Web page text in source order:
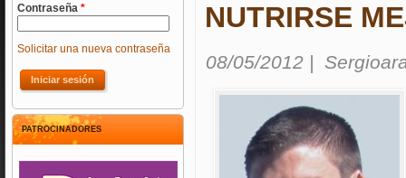
Contraseña *
Solicitar una nueva contraseña
PATROCINADORES
NUTRIRSE
08/05/2012 |